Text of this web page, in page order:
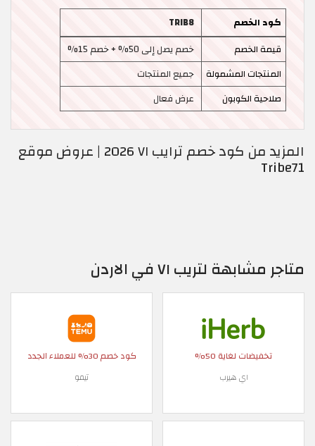
كود الخصم
TRIB8
قيمة الخصم
خصم يصل إلى 50% + خصم 15%
المنتجات المشمولة
جميع المنتجات
صلاحية الكوبون
عرض فعال
المزيد من كود خصم ترايب ٧١ 2026 | عروض موقع
Tribe71
متاجر مشابهة لتريب ٧١ في الاردن
تخفيضات لغاية 50%
اي هيرب
كود خصم 30% للعملاء الجدد
تيمو